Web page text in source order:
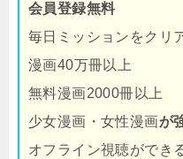
会員登録無料
毎日ミッションをクリ
漫画40万冊以上
無料漫画2000冊以上
少女漫画・女性漫画が
オフライン視聴ができ